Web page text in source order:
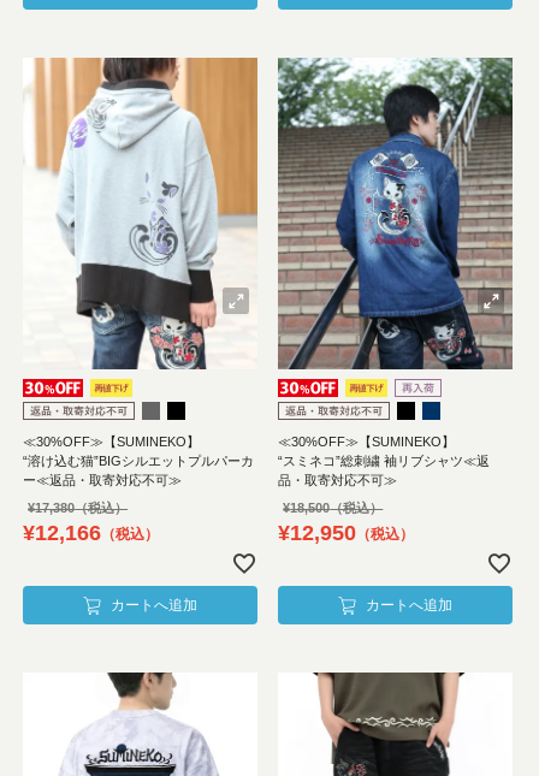
≪30%OFF≫【SUMINEKO】
“溶け込む猫”BIGシルエットプルパーカ
ー≪返品・取寄対応不可≫
¥17,380
¥12,166 税込
カートへ追加
≪30%OFF≫【SUMINEKO】
“スミネコ”総刺繍 袖リブシャツ≪返
品・取寄対応不可≫
¥18,500
¥12,950 税込
カートへ追加